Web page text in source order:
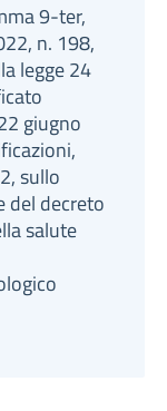
9-ter,
n. 198,
legge 24
giugno
sullo
del decreto
salute